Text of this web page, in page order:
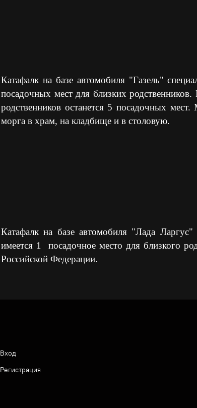
Катафалк на базе автомобиля "Газель"
посадочных мест для близких
родственников останется 5 посадочных
морга в храм, на кладбище и в столовую.
Катафалк на базе автомобиля "Лада
имеется 1 посадочное место для близкого
Российской Федерации.
Вход
Регистрация